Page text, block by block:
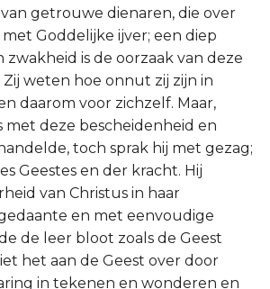
getrouwe dienaren, die over
Goddelijke ijver; een diep
zwakheid is de oorzaak van deze
weten hoe onnut zij zijn in
daarom voor zichzelf. Maar,
met deze bescheidenheid en
toch sprak hij met gezag;
Geestes en der kracht. Hij
van Christus in haar
en met eenvoudige
de leer bloot zoals de Geest
het aan de Geest over door
in tekenen en wonderen en